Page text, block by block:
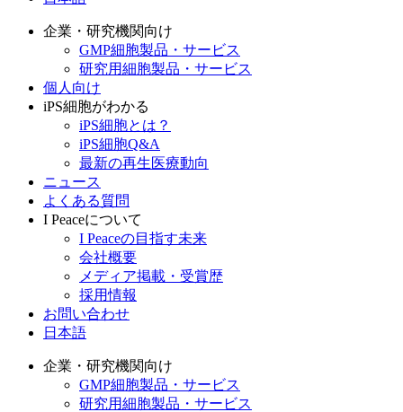
企業・研究機関向け
GMP細胞製品・サービス
研究用細胞製品・サービス
個人向け
iPS細胞がわかる
iPS細胞とは？
iPS細胞Q&A
最新の再生医療動向
ニュース
よくある質問
I Peaceについて
I Peaceの目指す未来
会社概要
メディア掲載・受賞歴
採用情報
お問い合わせ
日本語
企業・研究機関向け
GMP細胞製品・サービス
研究用細胞製品・サービス